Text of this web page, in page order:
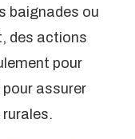
baignades ou
des actions
pour
assurer
rurales.